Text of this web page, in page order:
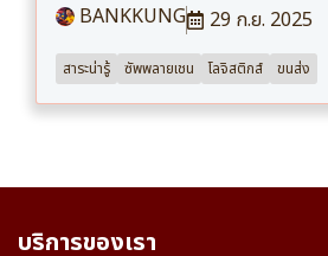
BANKKUNG
29 ก.ย. 2025
สาระน่ารู้ ซัพพลายเชน โลจิสติกส์ ขนส่ง
บริการของเรา